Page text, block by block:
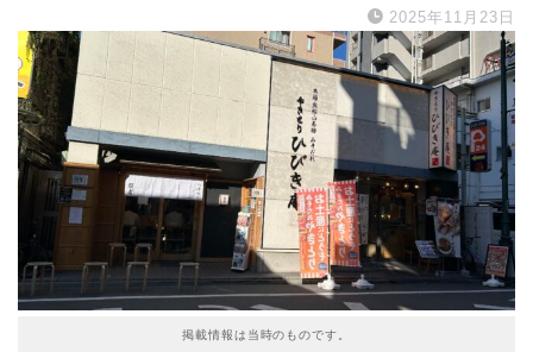
2025年11月23日
掲載情報は当時のものです。